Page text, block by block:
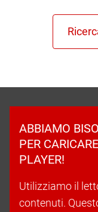
ABBIAMO
PER
PLAYER!
Utilizziamo il
contenuti.